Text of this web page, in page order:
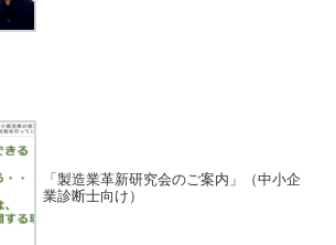
「製造業革新研究会のご案内」（中小企
業診断士向け）